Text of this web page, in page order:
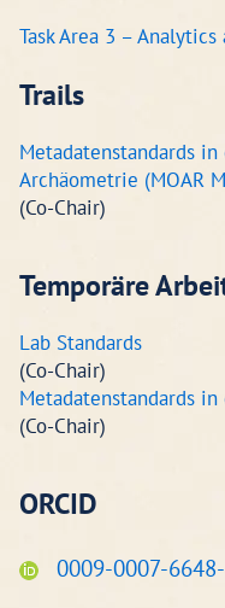
Task Area 3 –
Trails
Metadatenstandards
Archäometrie (MOAR
(Co-Chair)
Temporäre
Lab Standards
(Co-Chair)
Metadatenstandards
(Co-Chair)
ORCID
0009-0007-